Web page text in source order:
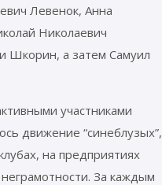
Левенок, Анна
Николаевич
Шкорин, а затем Самуил
участниками
движение “синеблузых”,
на предприятиях
За каждым